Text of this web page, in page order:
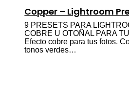
Copper – Lightroom
9 PRESETS PARA
COBRE U OTOÑAL PARA
Efecto cobre para tus fotos.
tonos verdes…